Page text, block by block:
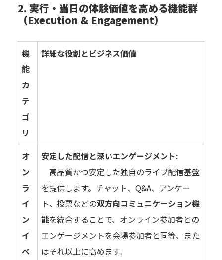
2. 実行・当日の体験価値を高める機能群
（Execution & Engagement）
機
能
カ
テ
ゴ
リ
詳細な役割とビジネス価値
オ
ン
ラ
イ
ン
イ
ベ
安定した配信と深いエンゲージメント:
高品質かつ安定した独自のライブ配信基盤
を提供します。チャット、Q&A、アンケー
ト、投票などの双方向コミュニケーション機
能を統合することで、オンライン参加者との
エンゲージメントを会場参加者と同等、また
はそれ以上に高めます。